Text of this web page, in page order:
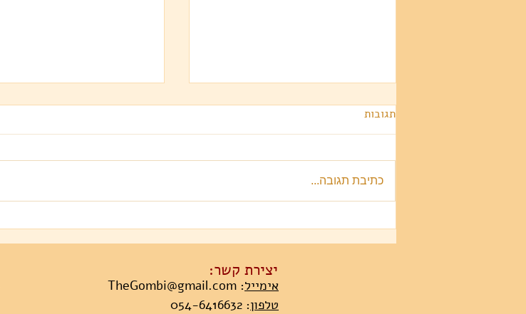
סיני לפני תרופות
תגובות
כתיבת תגובה...
יצירת קשר:
אימייל:
TheGombi@gmail.com
טלפון: 054-6416632